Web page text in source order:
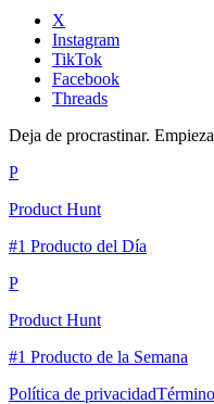
X
Instagram
TikTok
Facebook
Threads
Deja de procrastinar.
P
Product Hunt
#1 Producto del Día
P
Product Hunt
#1 Producto de la Semana
Política de privacidad